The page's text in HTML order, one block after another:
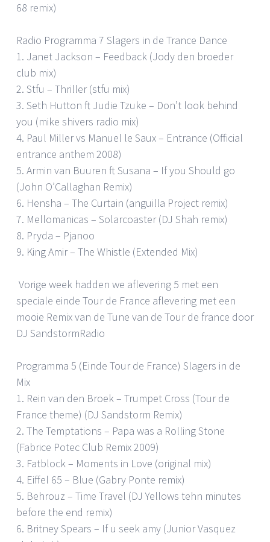
68 remix)
Radio Programma 7 Slagers in de Trance Dance
1. Janet Jackson – Feedback (Jody den broeder
club mix)
2. Stfu – Thriller (stfu mix)
3. Seth Hutton ft Judie Tzuke – Don’t look behind
you (mike shivers radio mix)
4. Paul Miller vs Manuel le Saux – Entrance (Official
entrance anthem 2008)
5. Armin van Buuren ft Susana – If you Should go
(John O’Callaghan Remix)
6. Hensha – The Curtain (anguilla Project remix)
7. Mellomanicas – Solarcoaster (DJ Shah remix)
8. Pryda – Pjanoo
9. King Amir – The Whistle (Extended Mix)
Vorige week hadden we aflevering 5 met een
speciale einde Tour de France aflevering met een
mooie Remix van de Tune van de Tour de france door
DJ SandstormRadio
Programma 5 (Einde Tour de France) Slagers in de
Mix
1. Rein van den Broek – Trumpet Cross (Tour de
France theme) (DJ Sandstorm Remix)
2. The Temptations – Papa was a Rolling Stone
(Fabrice Potec Club Remix 2009)
3. Fatblock – Moments in Love (original mix)
4. Eiffel 65 – Blue (Gabry Ponte remix)
5. Behrouz – Time Travel (DJ Yellows tehn minutes
before the end remix)
6. Britney Spears – If u seek amy (Junior Vasquez